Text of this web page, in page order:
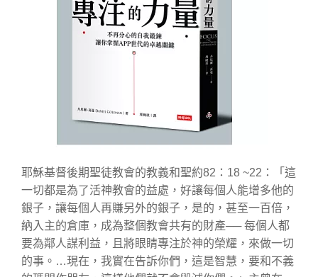
耶穌基督後期聖徒教會​的​教義和聖約82：18 ~22：「這​
一切​都​是​為了​活​神​教會​的​益處，​好​讓​每個人​能​增多​他​的
銀子，​讓​每個人​再​賺​另外​的​銀子，​是​的，​甚至​一百​倍，​
納入​主​的倉庫，​成為​整個​教會​共有​的​財產── 每個人​都​
要​為​鄰人​謀利​益，​且​將眼睛​專注​於​神​的​榮耀，​來​做​一切​
的​事。…​現在，​我​實在​告訴​你們，​這​是​智慧，​要​和​不義​